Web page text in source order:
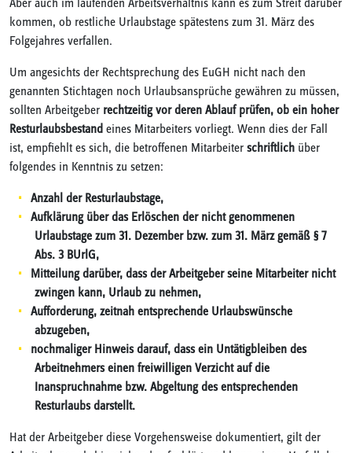
Aber auch im laufenden Arbeitsverhältnis kann es zum Streit darüber
kommen, ob restliche Urlaubstage spätestens zum 31. März des
Folgejahres verfallen.
Um angesichts der Rechtsprechung des EuGH nicht nach den
genannten Stichtagen noch Urlaubsansprüche gewähren zu müssen,
sollten Arbeitgeber rechtzeitig vor deren Ablauf prüfen, ob ein hoher
Resturlaubsbestand eines Mitarbeiters vorliegt. Wenn dies der Fall
ist, empfiehlt es sich, die betroffenen Mitarbeiter schriftlich über
folgendes in Kenntnis zu setzen:
Anzahl der Resturlaubstage,
Aufklärung über das Erlöschen der nicht genommenen
Urlaubstage zum 31. Dezember bzw. zum 31. März gemäß § 7
Abs. 3 BUrlG,
Mitteilung darüber, dass der Arbeitgeber seine Mitarbeiter nicht
zwingen kann, Urlaub zu nehmen,
Aufforderung, zeitnah entsprechende Urlaubswünsche
abzugeben,
nochmaliger Hinweis darauf, dass ein Untätigbleiben des
Arbeitnehmers einen freiwilligen Verzicht auf die
Inanspruchnahme bzw. Abgeltung des entsprechenden
Resturlaubs darstellt.
Hat der Arbeitgeber diese Vorgehensweise dokumentiert, gilt der